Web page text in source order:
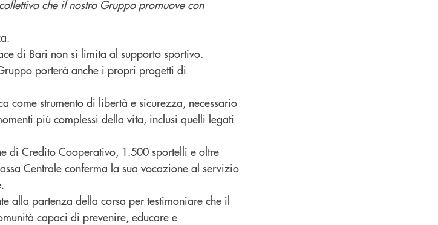
che il nostro Gruppo promuove con
di Bari non si limita al supporto sportivo.
porterà anche i propri progetti di
come strumento di libertà e sicurezza, necessario
più complessi della vita, inclusi quelli legati
di Credito Cooperativo, 1.500 sportelli e oltre
Centrale conferma la sua vocazione al servizio
alla partenza della corsa per testimoniare che il
capaci di prevenire, educare e